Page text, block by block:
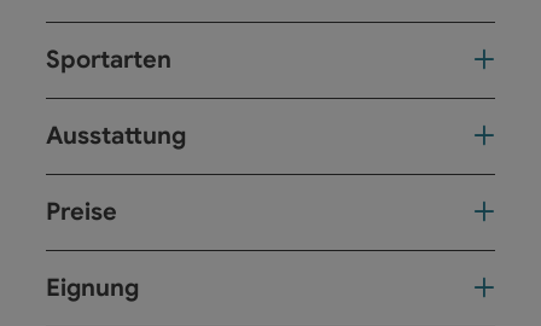
Sportarten
Ausstattung
Preise
Eignung